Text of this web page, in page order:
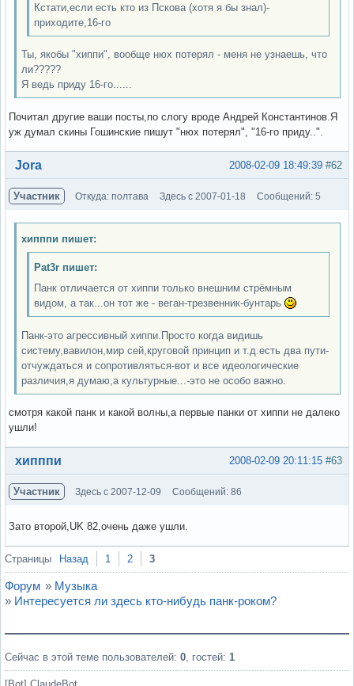
Кстати,если есть кто из Пскова (хотя я бы знал)-
приходите,16-го
Ты, якобы "хиппи", вообще нюх потерял - меня не узнаешь, что
ли?????
Я ведь приду 16-го......
Почитал другие ваши посты,по слогу вроде Андрей Константинов.Я
уж думал скины Гошинские пишут "нюх потерял", "16-го приду..".
Вне форума #62
2008-02-09 18:49:39
Jora
Участник Откуда: полтава Здесь с 2007-01-18 Сообщений: 5
хипппи пишет:
Pat3r пишет:
Панк отличается от хиппи только внешним стрёмным
видом, а так...он тот же - веган-трезвенник-бунтарь
Панк-это агрессивный хиппи.Просто когда видишь
систему,вавилон,мир сей,круговой принцип и т.д.есть два пути-
отчуждаться и сопротивляться-вот и все идеологические
различия,я думаю,а культурные...-это не особо важно.
смотря какой панк и какой волны,а первые панки от хиппи не далеко
ушли!
Вне форума #63
2008-02-09 20:11:15
хипппи
Участник Здесь с 2007-12-09 Сообщений: 86
Зато второй,UK 82,очень даже ушли.
Вне форума
Страницы Назад 1 2 3
Форум » Музыка
» Интересуется ли здесь кто-нибудь панк-роком?
Сейчас в этой теме пользователей: 0, гостей: 1